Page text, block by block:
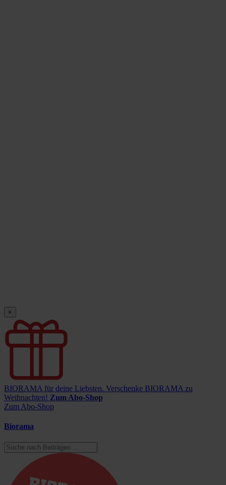
×
BIORAMA für deine Liebsten. Verschenke BIORAMA zu
Weihnachten! Zum Abo-Shop
Zum Abo-Shop
Biorama